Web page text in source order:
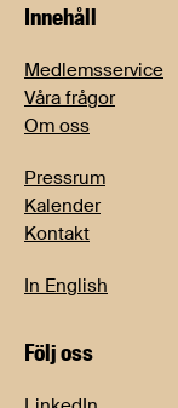
Innehåll
Medlemsservice
Våra frågor
Om oss
Pressrum
Kalender
Kontakt
In English
Följ oss